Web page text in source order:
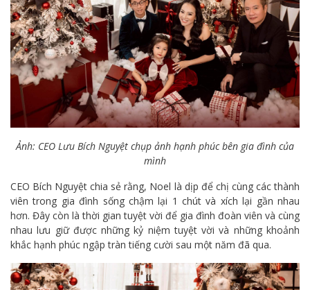
Ảnh: CEO Lưu Bích Nguyệt chụp ảnh hạnh phúc bên gia đình của
mình
CEO Bích Nguyệt chia sẻ rằng, Noel là dịp để chị cùng các thành
viên trong gia đình sống chậm lại 1 chút và xích lại gần nhau
hơn. Đây còn là thời gian tuyệt vời để gia đình đoàn viên và cùng
nhau lưu giữ được những kỷ niệm tuyệt vời và những khoảnh
khắc hạnh phúc ngập tràn tiếng cười sau một năm đã qua.